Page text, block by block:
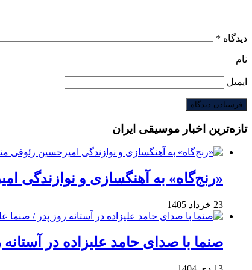
دیدگاه *
نام
ایمیل
تازه‌ترین اخبار موسیقی ایران
«رنج‌گاه» به آهنگسازی و نوازندگی
23 خرداد 1405
صنما با صدای حامد علیزاده در